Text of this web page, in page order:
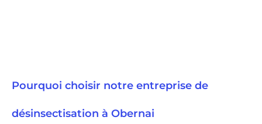
Pourquoi choisir notre entreprise de
désinsectisation à Obernai